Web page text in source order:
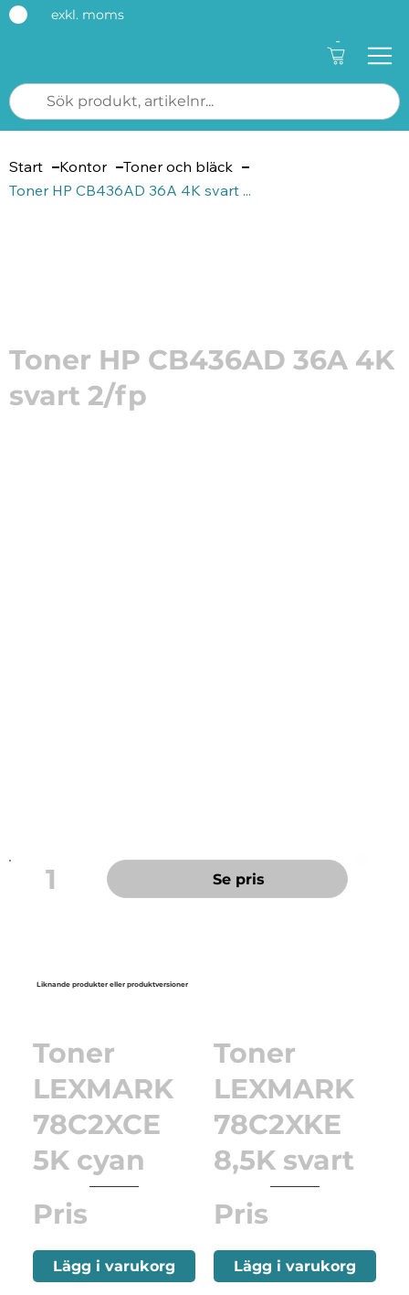
exkl. moms
-
Start Kontor
Toner och bläck
Toner HP CB436AD 36A 4K svart ...
Toner HP CB436AD 36A 4K
svart 2/fp
1 Se pris
Liknande produkter eller produktversioner
Toner
LEXMARK
78C2XCE
5K cyan
Pris
Lägg i varukorg
Toner
LEXMARK
78C2XKE
8,5K svart
Pris
Lägg i varukorg